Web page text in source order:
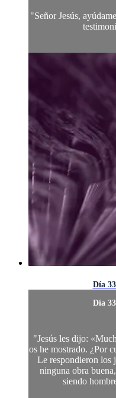
"Señor Jesús,
Día
Día
"Jesús les dijo:
os he mostrado. ¿Por
Le respondieron los
ninguna obra
siendo